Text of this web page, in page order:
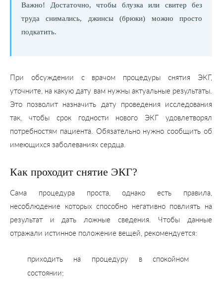
Важно! Достаточно, чтобы блузка или свитер без
труда снимались, джинсы (брюки) можно просто
подкатить.
При обсуждении с врачом процедуры снятия ЭКГ,
уточните, на какую дату вам нужны актуальные результаты.
Это позволит назначить дату проведения исследования
так, чтобы срок годности нового ЭКГ удовлетворял
потребностям пациента. Обязательно нужно сообщить об
имеющихся заболеваниях сердца.
Как проходит снятие ЭКГ?
Сама процедура проста, однако есть правила,
несоблюдение которых способно негативно повлиять на
результат и дать ложные сведения. Чтобы данные
отражали истинное положение вещей, рекомендуется:
приходить на процедуру в спокойном
состоянии;